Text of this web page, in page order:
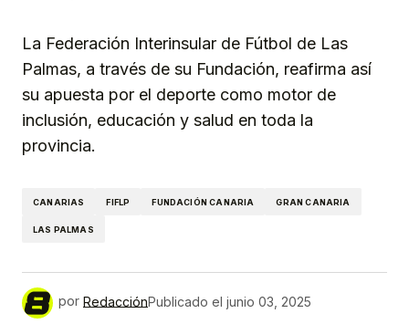
La Federación Interinsular de Fútbol de Las
Palmas, a través de su Fundación, reafirma así
su apuesta por el deporte como motor de
inclusión, educación y salud en toda la
provincia.
CANARIAS FIFLP FUNDACIÓN CANARIA GRAN CANARIA
LAS PALMAS
por RedacciónPublicado el junio 03, 2025